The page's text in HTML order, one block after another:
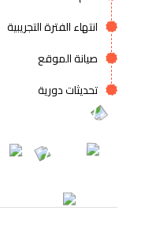
انتهاء الفترة التجريبية
صيانة الموقع
تحديثات دورية